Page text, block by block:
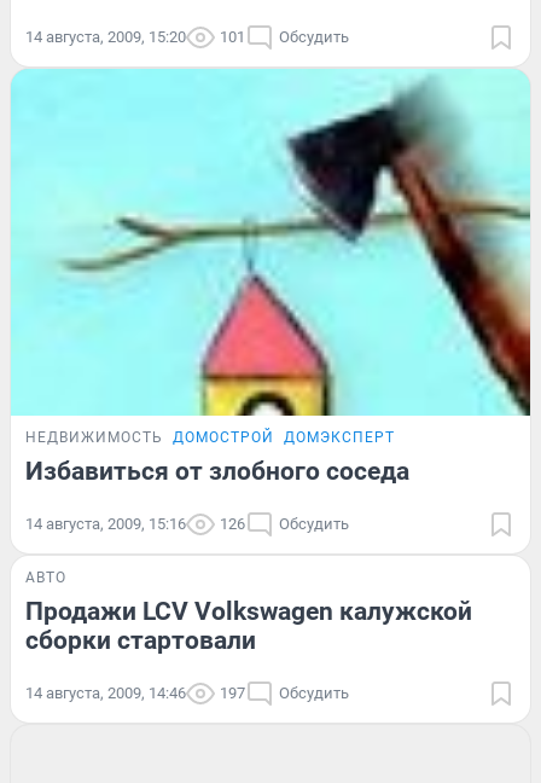
14 августа, 2009, 15:20 101 Обсудить
НЕДВИЖИМОСТЬ ДОМОСТРОЙ ДОМЭКСПЕРТ
Избавиться от злобного соседа
14 августа, 2009, 15:16 126 Обсудить
АВТО
Продажи LCV Volkswagen калужской
сборки стартовали
14 августа, 2009, 14:46 197 Обсудить